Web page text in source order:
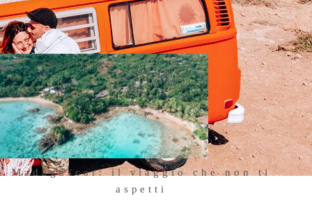
Madagascar: il viaggio che non ti
aspetti